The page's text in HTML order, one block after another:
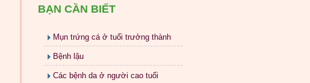
BẠN CẦN BIẾT
Mụn trứng cá ở tuổi trưởng thành
Bệnh lậu
Các bệnh da ở người cao tuổi